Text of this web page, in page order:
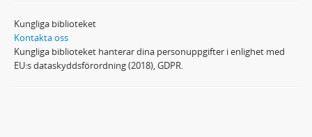
Kungliga biblioteket
Kontakta oss
Kungliga biblioteket hanterar dina personuppgifter i enlighet med
EU:s dataskyddsförordning (2018), GDPR.